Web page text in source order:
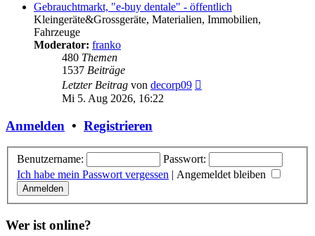
Gebrauchtmarkt, "e-buy dentale" - öffentlich
Kleingeräte&Grossgeräte, Materialien, Immobilien,
Fahrzeuge
Moderator: franko
480 Themen
1537 Beiträge
Letzter Beitrag von decorp09
Mi 5. Aug 2026, 16:22
Anmelden • Registrieren
Benutzername:
Passwort:
Ich habe mein Passwort vergessen | Angemeldet bleiben
Wer ist online?